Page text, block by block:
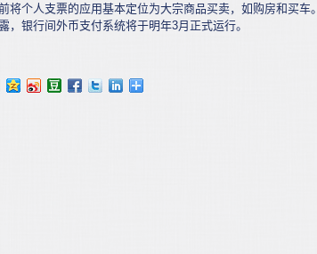
将个人支票的应用基本定位为大宗商品买卖，如购房和买车。
银行间外币支付系统将于明年3月正式运行。